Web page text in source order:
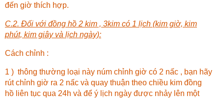
đến giờ thích hợp.
C.2. Đối với đồng hồ 2 kim , 3kim có 1 lịch (kim giờ, kim
phút, kim giây và lịch ngày):
Cách chỉnh :
1 ) thông thường loại này núm chỉnh giờ có 2 nấc , bạn hãy
rút chỉnh giờ ra 2 nấc và quay thuận theo chiều kim đồng
hồ liên tục qua 24h và để ý lịch ngày được nhảy lên một